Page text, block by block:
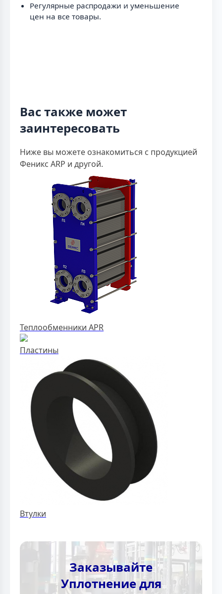
Регулярные распродажи и уменьшение
цен на все товары.
Вас также может
заинтересовать
Ниже вы можете ознакомиться с продукцией
Феникс ARP и другой.
Теплообменники APR
Пластины
Втулки
Заказывайте
Уплотнение для